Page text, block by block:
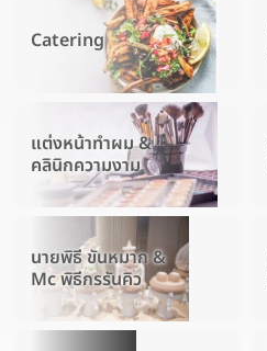
Catering
แต่งหน้าทำผม &
คลินิกความงาม
นายพิธี ขันหมาก &
Mc พิธีกรรันคิว